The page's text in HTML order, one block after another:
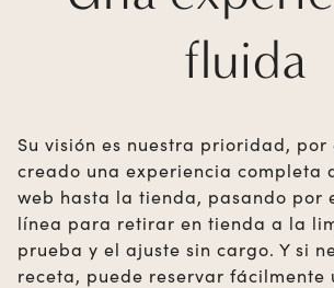
fluida
Su visión es nuestra prioridad, por
creado una experiencia completa
web hasta la tienda, pasando por
línea para retirar en tienda a la
prueba y el ajuste sin cargo. Y si
receta, puede reservar fácilmente